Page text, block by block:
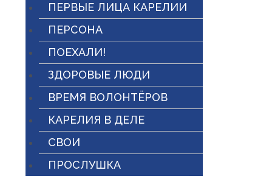
ПЕРВЫЕ ЛИЦА КАРЕЛИИ
ПЕРСОНА
ПОЕХАЛИ!
ЗДОРОВЫЕ ЛЮДИ
ВРЕМЯ ВОЛОНТЁРОВ
КАРЕЛИЯ В ДЕЛЕ
СВОИ
ПРОСЛУШКА